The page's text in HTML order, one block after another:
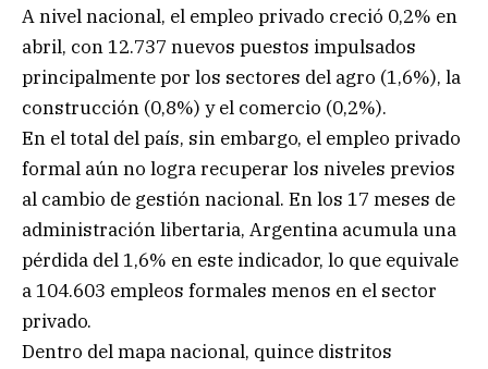
A nivel nacional, el empleo privado creció 0,2% en
abril, con 12.737 nuevos puestos impulsados
principalmente por los sectores del agro (1,6%), la
construcción (0,8%) y el comercio (0,2%).
En el total del país, sin embargo, el empleo privado
formal aún no logra recuperar los niveles previos
al cambio de gestión nacional. En los 17 meses de
administración libertaria, Argentina acumula una
pérdida del 1,6% en este indicador, lo que equivale
a 104.603 empleos formales menos en el sector
privado.
Dentro del mapa nacional, quince distritos